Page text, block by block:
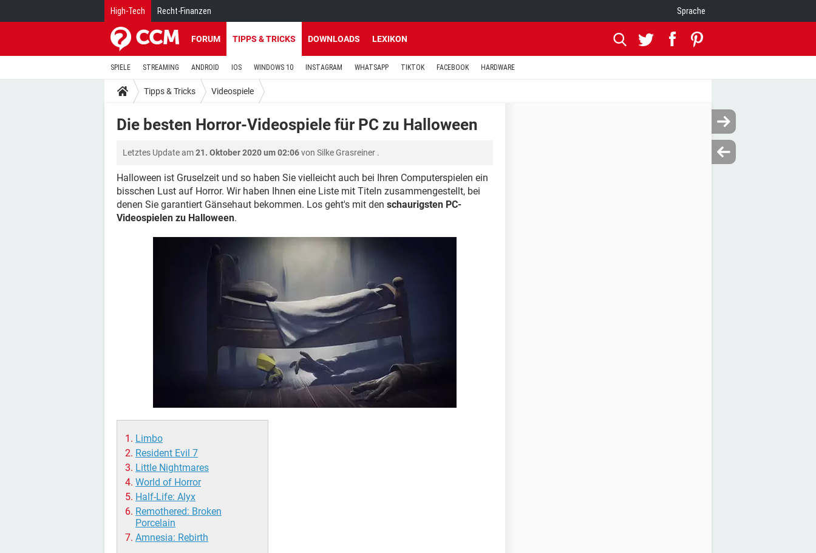
High-Tech Recht-Finanzen Sprache
FORUM TIPPS & TRICKS DOWNLOADS LEXIKON
SPIELE STREAMING ANDROID IOS WINDOWS 10 INSTAGRAM WHATSAPP TIKTOK FACEBOOK HARDWARE
Tipps & Tricks Videospiele
Die besten Horror-Videospiele für PC zu Halloween
Letztes Update am21. Oktober 2020 um 02:06von Silke Grasreiner .
Halloween ist Gruselzeit und so haben Sie vielleicht auch bei Ihren Computerspielen ein
bisschen Lust auf Horror. Wir haben Ihnen eine Liste mit Titeln zusammengestellt, bei
denen Sie garantiert Gänsehaut bekommen. Los geht's mit den schaurigsten PC-
Videospielen zu Halloween.
Limbo
Resident Evil 7
Little Nightmares
World of Horror
Half-Life: Alyx
Remothered: Broken
Porcelain
Amnesia: Rebirth